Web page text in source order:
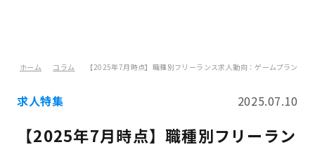
ホーム コラム 【2025年7月時点】職種別フリーランス求人動向：ゲームプランナ
求人特集 2025.07.10
【2025年7月時点】職種別フリーラン